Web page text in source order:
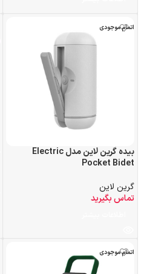
اتمام موجودی
بیده گرین لاین مدل Electric
Pocket Bidet
گرین لاین
تماس بگیرید
اتمام موجودی